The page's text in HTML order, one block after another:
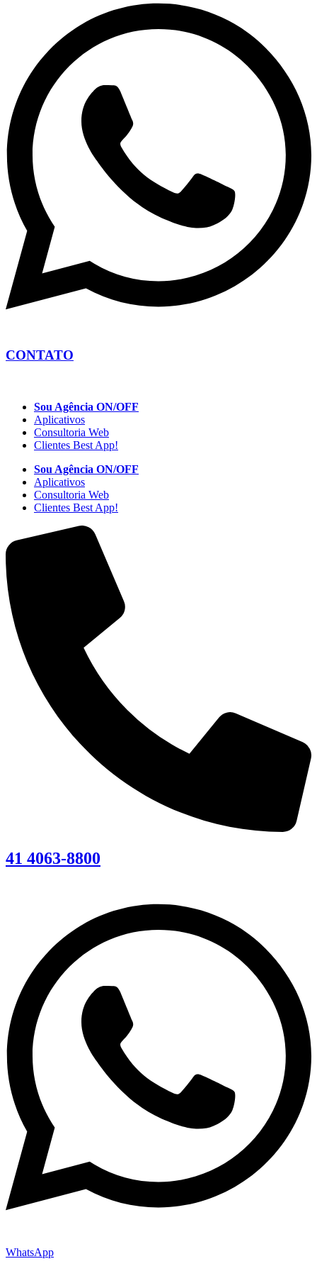
CONTATO
Sou Agência ON/OFF
Aplicativos
Consultoria Web
Clientes Best App!
Sou Agência ON/OFF
Aplicativos
Consultoria Web
Clientes Best App!
41 4063-8800
WhatsApp